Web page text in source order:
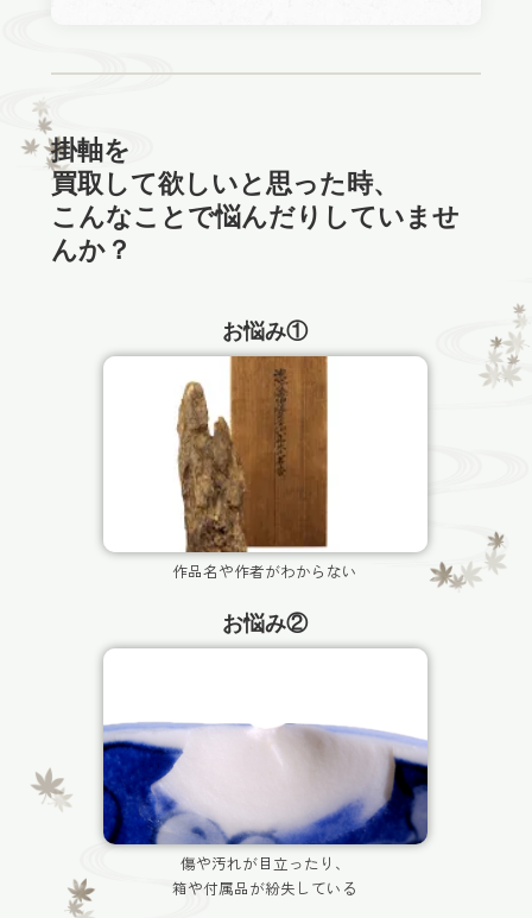
掛軸を
買取して欲しいと思った時、
こんなことで悩んだりしていませ
んか？
お悩み①
作品名や作者がわからない
お悩み②
傷や汚れが目立ったり、
箱や付属品が紛失している